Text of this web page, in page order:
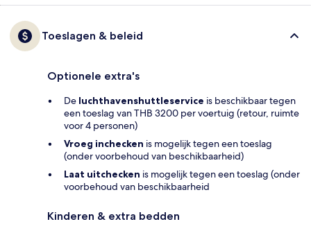
Toeslagen & beleid
Optionele extra's
De luchthavenshuttleservice is beschikbaar tegen
een toeslag van THB 3200 per voertuig (retour, ruimte
voor 4 personen)
Vroeg inchecken is mogelijk tegen een toeslag
(onder voorbehoud van beschikbaarheid)
Laat uitchecken is mogelijk tegen een toeslag (onder
voorbehoud van beschikbaarheid
Kinderen & extra bedden